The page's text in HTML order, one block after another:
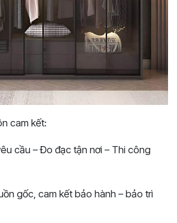
cam kết:
cầu – Đo đạc tận nơi – Thi công
gốc, cam kết bảo hành – bảo trì